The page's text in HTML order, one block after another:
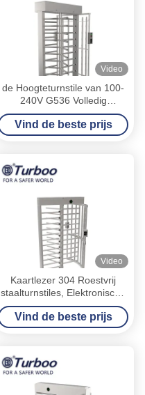
Video
de Hoogteturnstile van 100-
240V G536 Volledig
Poortsus304 Materieel
RS485 Automatisch
Toegangsbeheer
Vind de beste prijs
Video
Kaartlezer 304 Roestvrij
staalturnstiles, Elektronische
Turnstile Poorten
Vind de beste prijs